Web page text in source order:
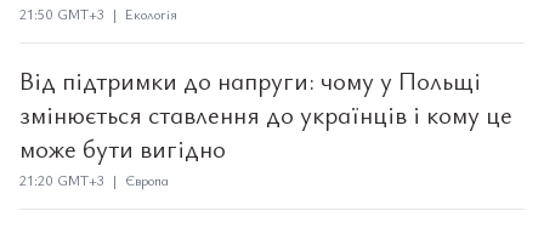
21:50 GMT+3 | Екологія
Від підтримки до напруги: чому у Польщі
змінюється ставлення до українців і кому це
може бути вигідно
21:20 GMT+3 | Європа